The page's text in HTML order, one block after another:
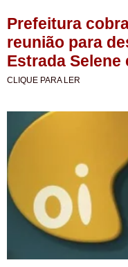
Prefeitura
reunião para
Estrada Selene
CLIQUE PARA LER